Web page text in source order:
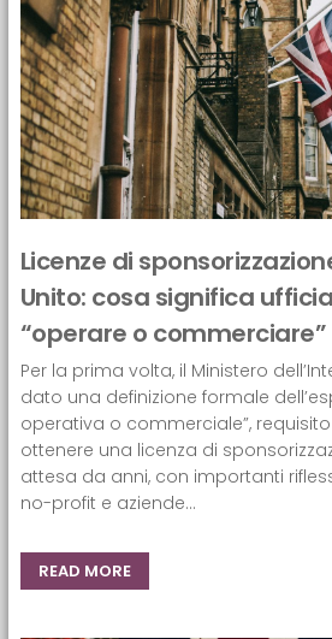
Licenze di
Unito: cosa significa
“operare o commerciare”
Per la prima volta, il Ministero
dato una definizione formale
operativa o commerciale”,
ottenere una licenza di
attesa da anni, con importanti
no-profit e aziende...
READ MORE